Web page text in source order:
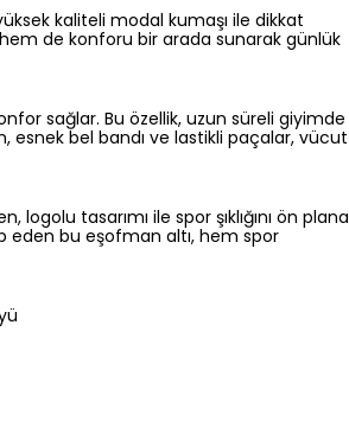
kaliteli modal kumaşı ile dikkat
hem de konforu bir arada sunarak günlük
sağlar. Bu özellik, uzun süreli giyimde
esnek bel bandı ve lastikli paçalar, vücut
tasarımı ile spor şıklığını ön plana
eden bu eşofman altı, hem spor